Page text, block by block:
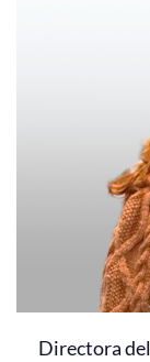
Directora